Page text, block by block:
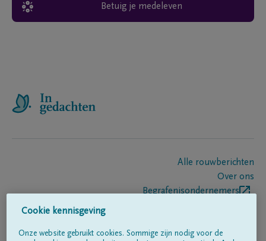
Betuig je medeleven
Alle rouwberichten
Over ons
Begrafenisondernemers
Cookie kennisgeving
Onze website gebruikt cookies. Sommige zijn nodig voor de